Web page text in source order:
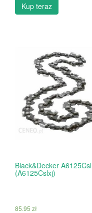
Kup teraz
Black&Decker A6125Csl
(A6125Cslxj)
85.95 zł